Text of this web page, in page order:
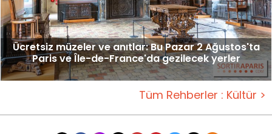
Ücretsiz müzeler ve anıtlar: Bu Pazar 2 Ağustos'ta
Paris ve Île-de-France'da gezilecek yerler
Tüm Rehberler : Kültür >